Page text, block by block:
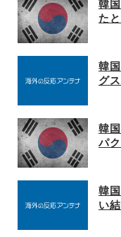
韓
た
韓
グ
韓
パ
韓
い